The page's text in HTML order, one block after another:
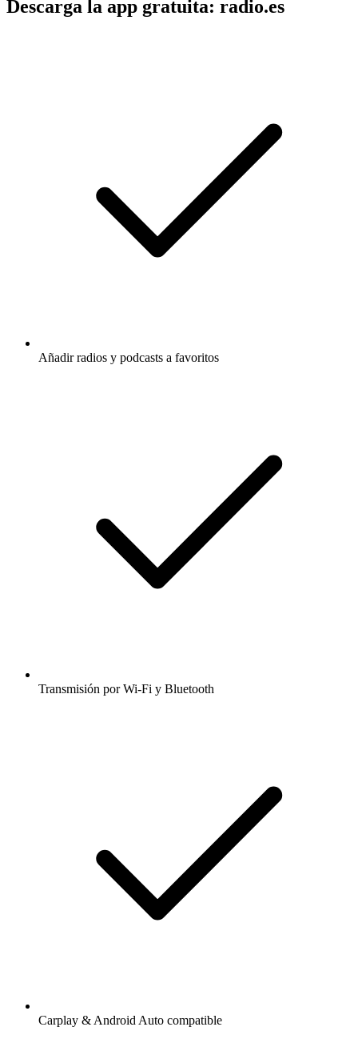
Descarga la app gratuita: radio.es
Añadir radios y podcasts a favoritos
Transmisión por Wi-Fi y Bluetooth
Carplay & Android Auto compatible